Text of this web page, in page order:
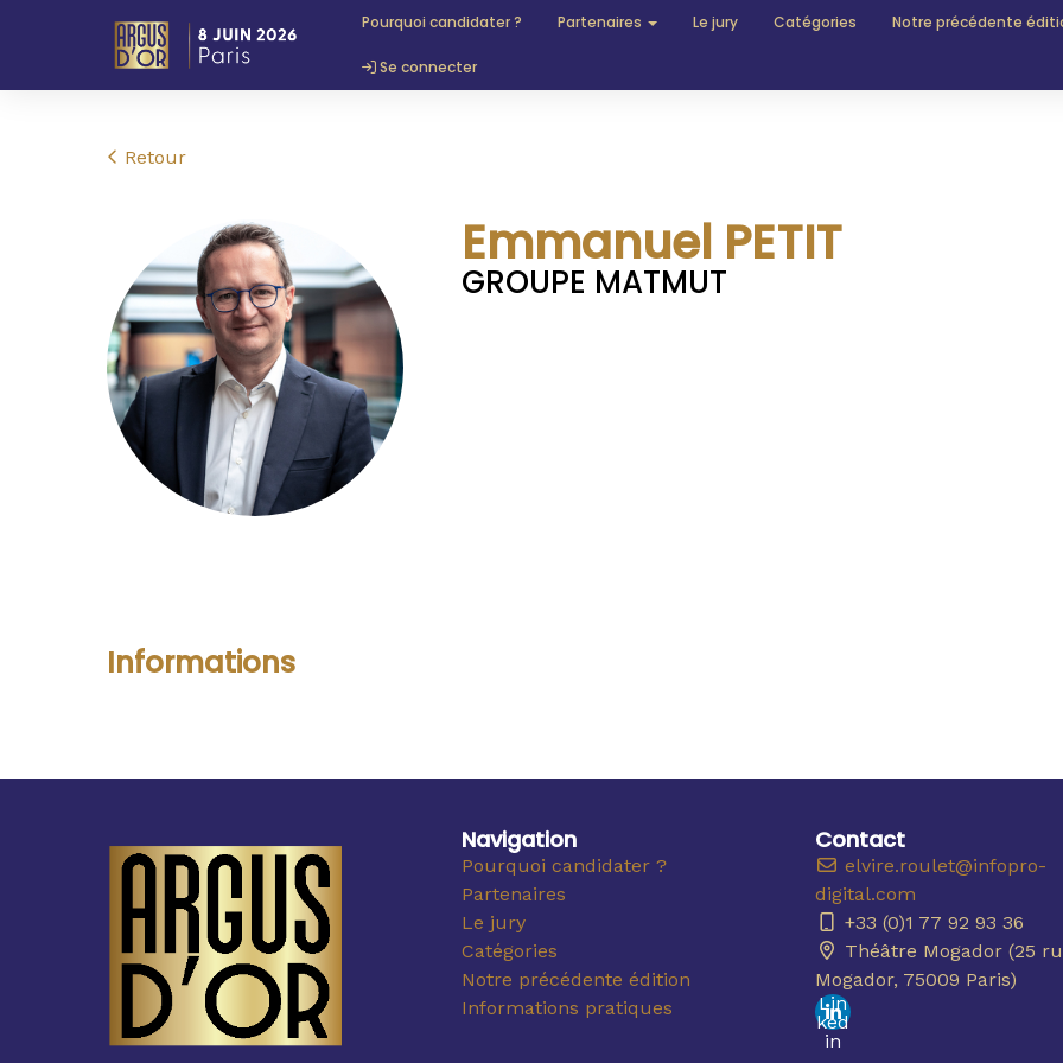
Pourquoi candidater ? Partenaires Le jury Catégories Notre précédente
Se connecter
Retour
Emmanuel PETIT
GROUPE MATMUT
Informations
Navigation
Pourquoi candidater ?
Partenaires
Le jury
Catégories
Notre précédente édition
Informations pratiques
Contact
elvire.roulet@infopro-
digital.com
+33 (0)1 77 92 93 36
Théâtre Mogador (25
Mogador, 75009 Paris)
Lin
ked
in